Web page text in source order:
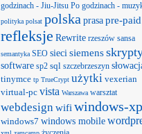
godzinach - Jiu-Jitsu Po godzinach -
polityka polsat polska prasa pre-paid
refleksje Rewrite rzeszów sansa
semantyka SEO sieci siemens
software sp2 sql szczebrzeszyn
tinymce tp TrueCrypt użytki vexerian
virtual-pc vista Warszawa warsztat
webdesign wifi windows-xp
windows7 windows mobile